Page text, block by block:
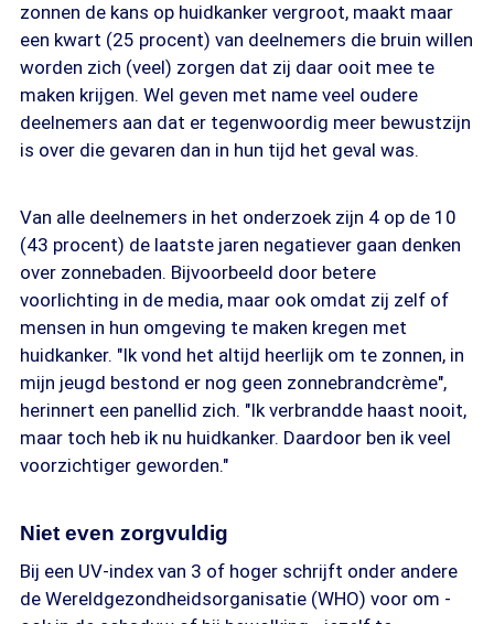
zonnen de kans op huidkanker vergroot, maakt maar
een kwart (25 procent) van deelnemers die bruin willen
worden zich (veel) zorgen dat zij daar ooit mee te
maken krijgen. Wel geven met name veel oudere
deelnemers aan dat er tegenwoordig meer bewustzijn
is over die gevaren dan in hun tijd het geval was.
Van alle deelnemers in het onderzoek zijn 4 op de 10
(43 procent) de laatste jaren negatiever gaan denken
over zonnebaden. Bijvoorbeeld door betere
voorlichting in de media, maar ook omdat zij zelf of
mensen in hun omgeving te maken kregen met
huidkanker. "Ik vond het altijd heerlijk om te zonnen, in
mijn jeugd bestond er nog geen zonnebrandcrème",
herinnert een panellid zich. "Ik verbrandde haast nooit,
maar toch heb ik nu huidkanker. Daardoor ben ik veel
voorzichtiger geworden."
Niet even zorgvuldig
Bij een UV-index van 3 of hoger schrijft onder andere
de Wereldgezondheidsorganisatie (WHO) voor om -